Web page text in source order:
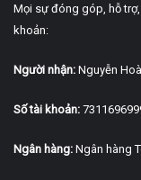
Mọi sự đóng góp, hỗ
khoản:
Người nhận: Nguyễn
Số tài khoản:
Ngân hàng: Ngân hàng